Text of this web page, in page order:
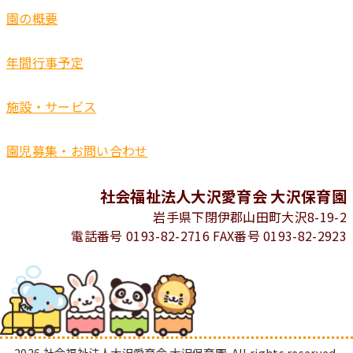
園の概要
年間行事予定
施設・サービス
園児募集・お問い合わせ
社会福祉法人大沢愛育会 大沢保育園
岩手県下閉伊郡山田町大沢8-19-2
電話番号 0193-82-2716 FAX番号 0193-82-2923